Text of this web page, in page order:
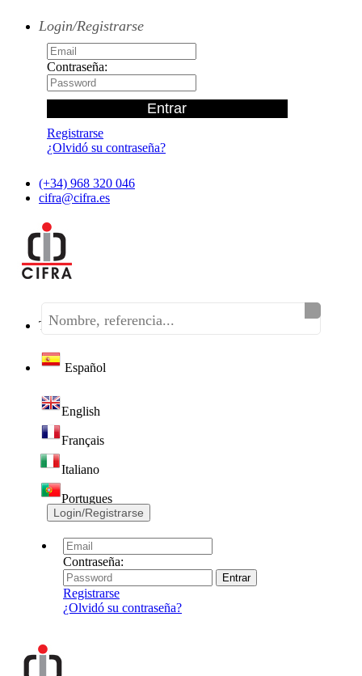
Login/Registrarse
Contraseña:
Registrarse
¿Olvidó su contraseña?
(+34) 968 320 046
cifra@cifra.es
Teléfono:(+34) 968 320 046
Español
English
Français
Italiano
Portugues
Login/Registrarse
Contraseña:
Registrarse
¿Olvidó su contraseña?